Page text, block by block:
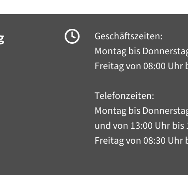
Geschäftszeiten:
Montag bis
Freitag von 08:00 Uhr
Telefonzeiten:
Montag bis
und von 13:00 Uhr bis
Freitag von 08:30 Uhr